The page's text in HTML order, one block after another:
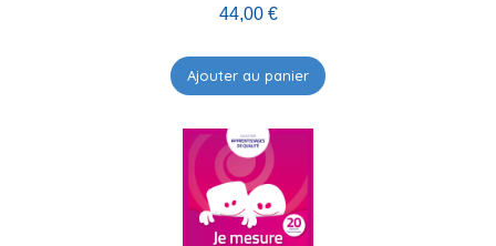
44,00 €
Ajouter au panier